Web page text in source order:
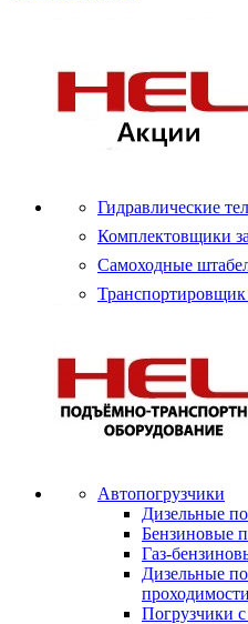
Гидравлические
Комплектовщики
Самоходные
Транспортировщик
Автопогрузчики
Дизельные
Бензиновые
Газ-
Дизельные
проходимости
Погрузчики с